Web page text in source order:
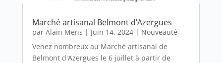
Marché artisanal Belmont d’Azergues
par Alain Mens | Juin 14, 2024| Nouveauté
Venez nombreux au Marché artisanal de
Belmont d'Azergues le 6 juillet à partir de